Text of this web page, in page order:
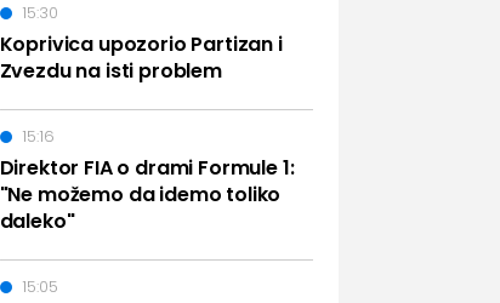
Koprivica upozorio Partizan i
Zvezdu na isti problem
15:30
Direktor FIA o drami Formule 1:
"Ne možemo da idemo toliko
daleko"
15:16
15:05